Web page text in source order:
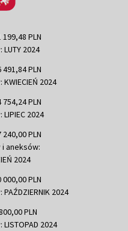
PLN
2024
PLN
2024
PLN
2024
PLN
aneksów:
2024
PLN
2024
PLN
2024